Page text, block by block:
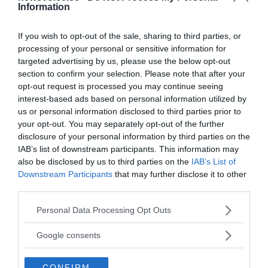
Information
If you wish to opt-out of the sale, sharing to third parties, or
processing of your personal or sensitive information for
targeted advertising by us, please use the below opt-out
section to confirm your selection. Please note that after your
opt-out request is processed you may continue seeing
interest-based ads based on personal information utilized by
us or personal information disclosed to third parties prior to
your opt-out. You may separately opt-out of the further
disclosure of your personal information by third parties on the
IAB’s list of downstream participants. This information may
also be disclosed by us to third parties on the IAB’s List of
Downstream Participants that may further disclose it to other
Please note that this website/app uses one or more Google
not limited to your visit or usage behaviour. You may click to
use your data for below specified purposes in below Google
Personal Data Processing Opt Outs
Google consents
width="897"] Tege Tornvall, eget verk[/caption]
2002 fick EU att skapa...
PUBLICERAD 9 FEBRUARI 2021 - AV TEGE TORNVALL
FN frågar unga dataspelare om klimatet
KLIMAT MILJÖ NATUR[caption
id="attachment_108336" align="alignnone"
width="696"] Tege Tornvall, eget verk[/caption]
KLIMATPOLITIK. En person av 40 som spelar dataspel
på mobiltelefoner anser att...
Om människan minskar orörd natur skapas nya
livsmiljöer för biologisk mångfald
OPINION. “Om människan
minskar orörd natur, skapar hon i stället nya livsmiljöer